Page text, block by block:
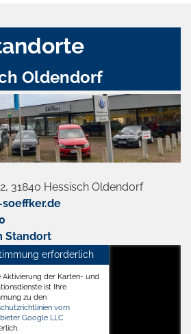
Oldendorf
31840 Hessisch Oldendorf
Standort
Hessisch Oldendorf
erforderlich
Aktivierung der Karten- und
ist Ihre
zu den
vom
Google LLC